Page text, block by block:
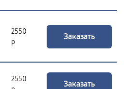
2550
р
Заказать
2550
Заказать